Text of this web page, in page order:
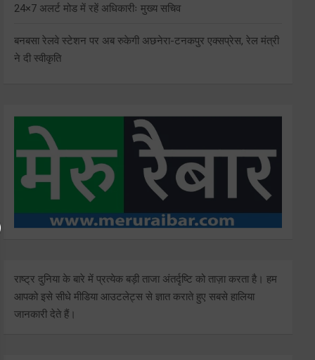
24×7 अलर्ट मोड में रहें अधिकारीः मुख्य सचिव
बनबसा रेलवे स्टेशन पर अब रुकेगी अछनेरा-टनकपुर एक्सप्रेस, रेल मंत्री
ने दी स्वीकृति
राष्ट्र दुनिया के बारे में प्रत्येक बड़ी ताजा अंतर्दृष्टि को ताज़ा करता है। हम
आपको इसे सीधे मीडिया आउटलेट्स से ज्ञात कराते हुए सबसे हालिया
जानकारी देते हैं।